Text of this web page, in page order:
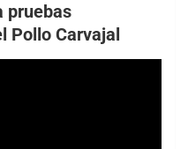
pruebas
Pollo Carvajal